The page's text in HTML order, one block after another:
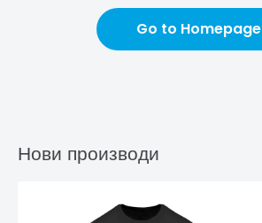
Go to Homepage
Нови производи